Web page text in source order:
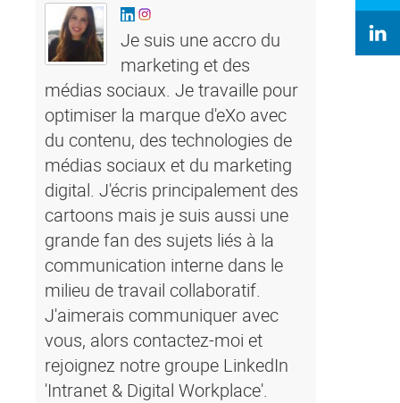
Je suis une accro du
marketing et des
médias sociaux. Je travaille pour
optimiser la marque d'eXo avec
du contenu, des technologies de
médias sociaux et du marketing
digital. J'écris principalement des
cartoons mais je suis aussi une
grande fan des sujets liés à la
communication interne dans le
milieu de travail collaboratif.
J'aimerais communiquer avec
vous, alors contactez-moi et
rejoignez notre groupe LinkedIn
'Intranet & Digital Workplace'.